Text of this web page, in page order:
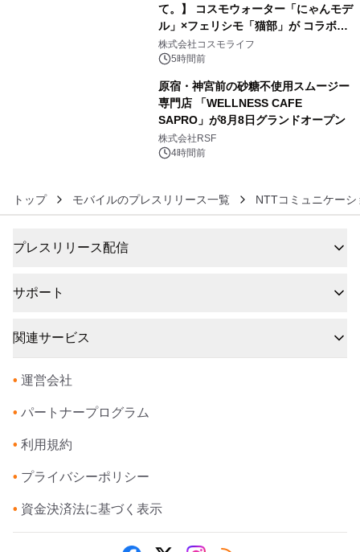
て。】 コスモウォーター「にゃんモデ
ル」×フェリシモ「猫部」が コラボキ
ャンペーンを実施
株式会社コスモライフ
5時間前
原宿・神宮前の砂糖不使用スムージー
専門店 「WELLNESS CAFE
SAPRO」が8月8日グランドオープン
株式会社RSF
4時間前
トップ モバイルのプレスリリース一覧 NTTコミュニケー
プレスリリース配信
サポート
関連サービス
• 運営会社
• パートナープログラム
• 利用規約
• プライバシーポリシー
• 資金決済法に基づく表示